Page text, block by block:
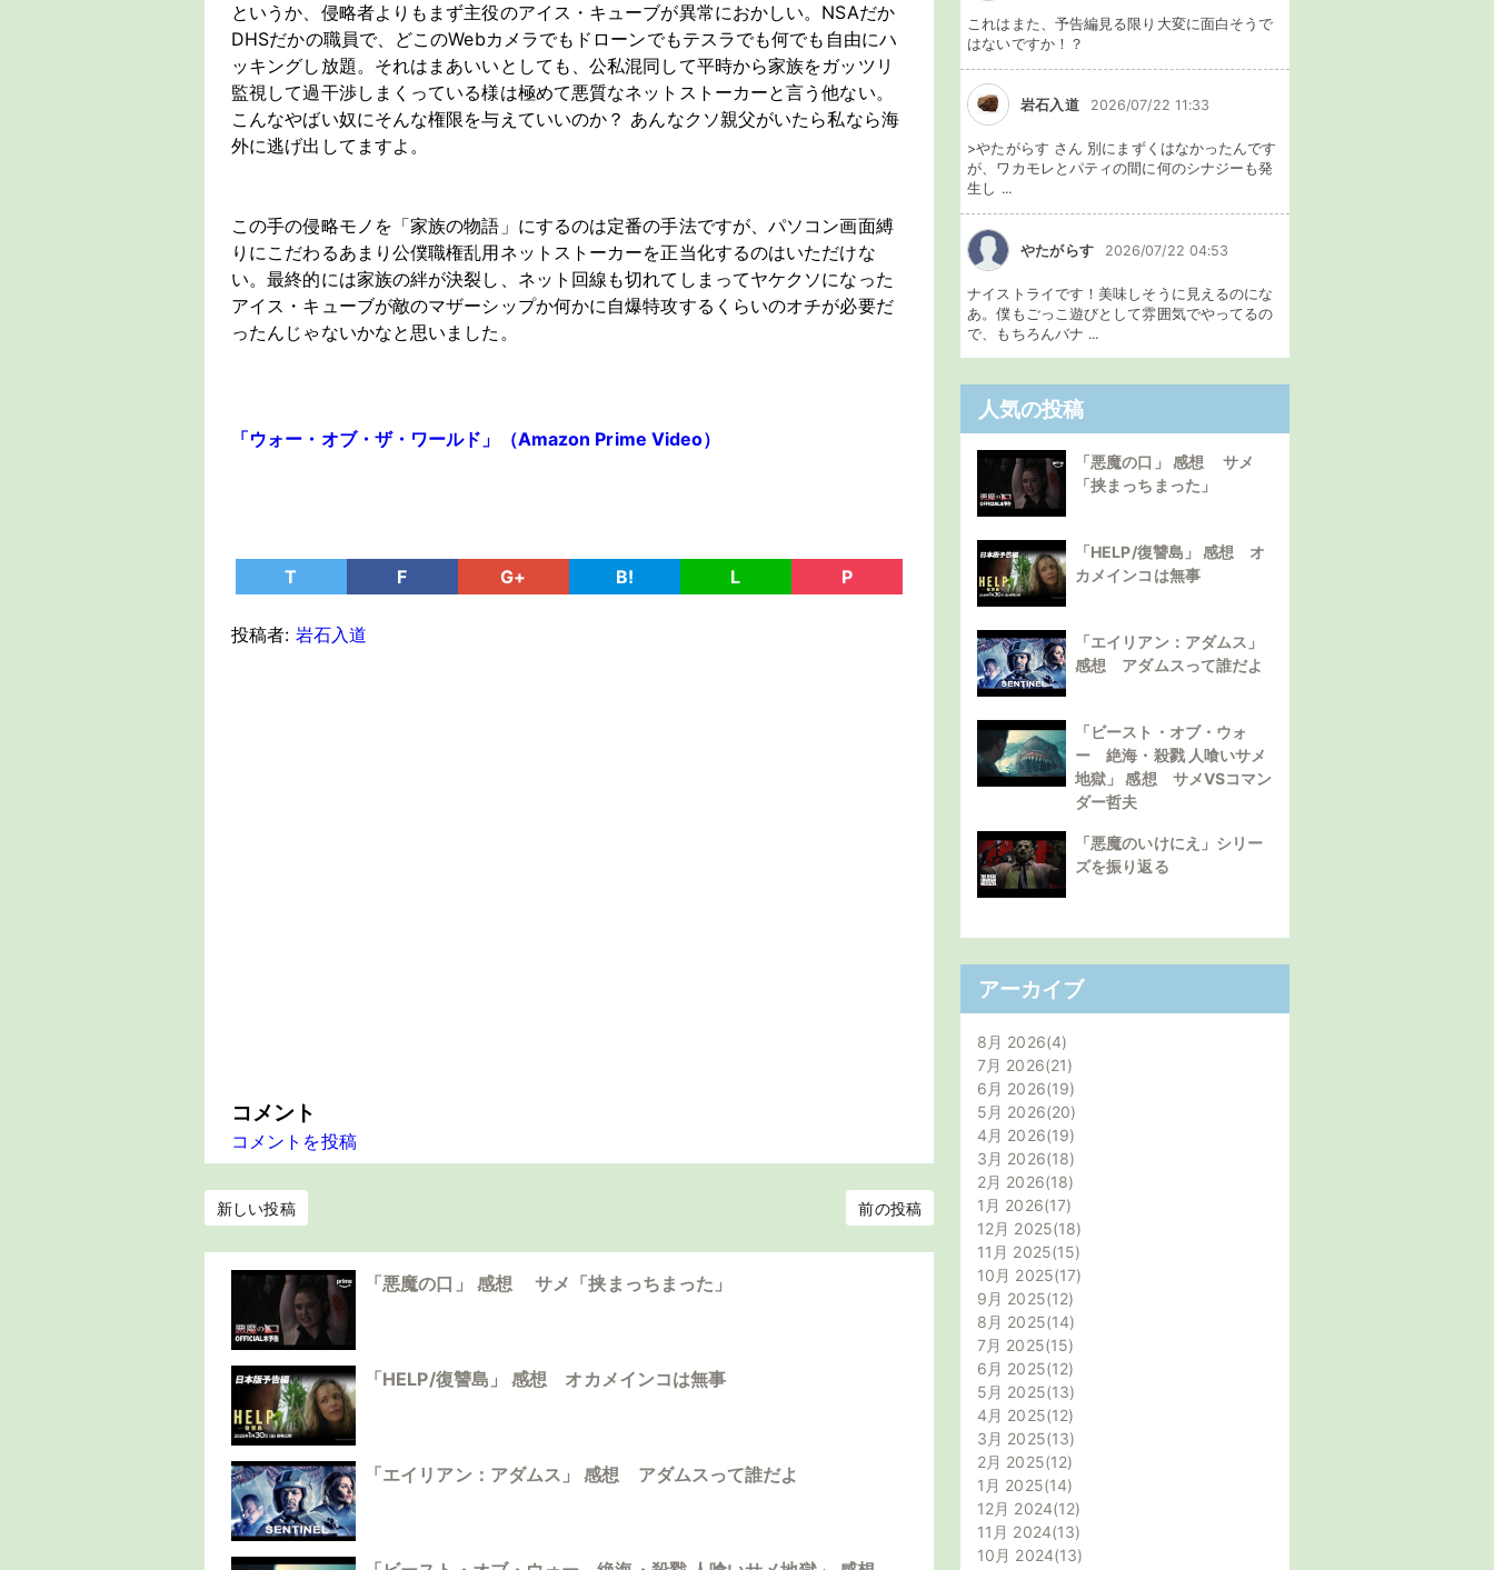
というか、侵略者よりもまず主役のアイス・キューブが異常におかしい。NSAだか
DHSだかの職員で、どこのWebカメラでもドローンでもテスラでも何でも自由にハ
ッキングし放題。それはまあいいとしても、公私混同して平時から家族をガッツリ
監視して過干渉しまくっている様は極めて悪質なネットストーカーと言う他ない。
こんなやばい奴にそんな権限を与えていいのか？ あんなクソ親父がいたら私なら海
外に逃げ出してますよ。
この手の侵略モノを「家族の物語」にするのは定番の手法ですが、パソコン画面縛
りにこだわるあまり公僕職権乱用ネットストーカーを正当化するのはいただけな
い。最終的には家族の絆が決裂し、ネット回線も切れてしまってヤケクソになった
アイス・キューブが敵のマザーシップか何かに自爆特攻するくらいのオチが必要だ
ったんじゃないかなと思いました。
「ウォー・オブ・ザ・ワールド」（Amazon Prime Video）
T F G+ B! L P
投稿者: 岩石入道
コメント
コメントを投稿
新しい投稿 前の投稿
「悪魔の口」 感想 サメ「挟まっちまった」
「HELP/復讐島」 感想 オカメインコは無事
「エイリアン：アダムス」 感想 アダムスって誰だよ
これはまた、予告編見る限り大変に面白そうで
はないですか！？
岩石入道 2026/07/22 11:33
>やたがらす さん 別にまずくはなかったんです
が、ワカモレとパティの間に何のシナジーも発
生し ...
やたがらす 2026/07/22 04:53
ナイストライです！美味しそうに見えるのにな
あ。僕もごっこ遊びとして雰囲気でやってるの
で、もちろんバナ ...
人気の投稿
「悪魔の口」 感想 サメ
「挟まっちまった」
「HELP/復讐島」 感想 オ
カメインコは無事
「エイリアン：アダムス」
感想 アダムスって誰だよ
「ビースト・オブ・ウォ
ー 絶海・殺戮 人喰いサメ
地獄」 感想 サメVSコマン
ダー哲夫
「悪魔のいけにえ」シリー
ズを振り返る
アーカイブ
8月 2026 4
7月 2026 21
6月 2026 19
5月 2026 20
4月 2026 19
3月 2026 18
2月 2026 18
1月 2026 17
12月 2025 18
11月 2025 15
10月 2025 17
9月 2025 12
8月 2025 14
7月 2025 15
6月 2025 12
5月 2025 13
4月 2025 12
3月 2025 13
2月 2025 12
1月 2025 14
12月 2024 12
11月 2024 13
10月 2024 13